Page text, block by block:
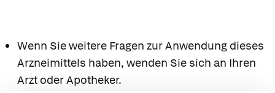
Wenn Sie weitere Fragen zur Anwendung dieses
Arzneimittels haben, wenden Sie sich an Ihren
Arzt oder Apotheker.